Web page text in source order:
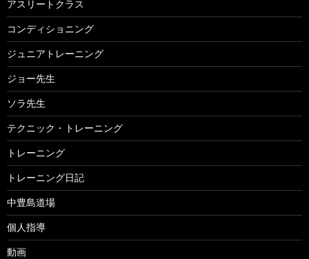
アスリートクラス
コンディショニング
ジュニアトレーニング
ジョー先生
ソラ先生
テクニック・トレーニング
トレーニング
トレーニング日記
中豊島道場
個人指導
動画